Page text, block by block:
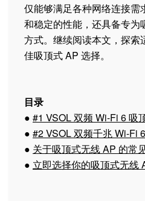
仅能够满足各种网络连接需
和稳定的性能，还具备专为
方式。继续阅读本文，探索
佳吸顶式 AP 选择。
目录
● #1 VSOL 双频 Wi-Fi 6 吸
● #2 VSOL 双频千兆 Wi-Fi
● 关于吸顶式无线 AP 的常
● 立即选择你的吸顶式无线